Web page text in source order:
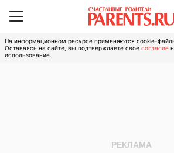
На информационном ресурсе применяются cookie-
Оставаясь на сайте, вы подтверждаете свое согласие
использование.